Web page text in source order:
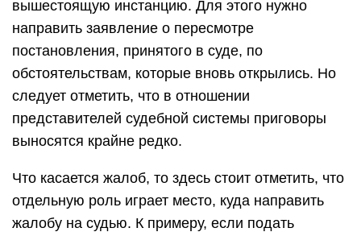
вышестоящую инстанцию. Для этого нужно
направить заявление о пересмотре
постановления, принятого в суде, по
обстоятельствам, которые вновь открылись. Но
следует отметить, что в отношении
представителей судебной системы приговоры
выносятся крайне редко.
Что касается жалоб, то здесь стоит отметить, что
отдельную роль играет место, куда направить
жалобу на судью. К примеру, если подать